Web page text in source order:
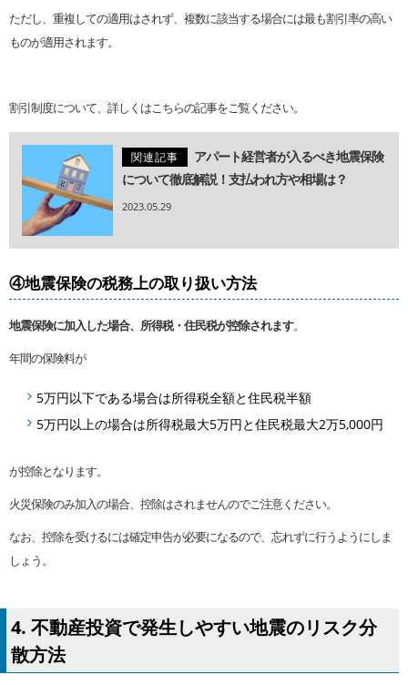
ただし、重複しての適用はされず、複数に該当する場合には最も割引率の高い
ものが適用されます。
割引制度について、詳しくはこちらの記事をご覧ください。
関連記事
アパート経営者が入るべき地震保険
について徹底解説！支払われ方や相場は？
2023.05.29
④地震保険の税務上の取り扱い方法
地震保険に加入した場合、所得税・住民税が控除されます。
年間の保険料が
5万円以下である場合は所得税全額と住民税半額
5万円以上の場合は所得税最大5万円と住民税最大2万5,000円
が控除となります。
火災保険のみ加入の場合、控除はされませんのでご注意ください。
なお、控除を受けるには確定申告が必要になるので、忘れずに行うようにしま
しょう。
4. 不動産投資で発生しやすい地震のリスク分
散方法